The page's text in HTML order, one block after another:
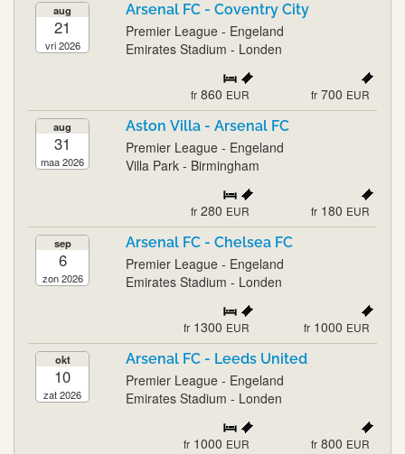
aug
21
vri 2026
Arsenal FC - Coventry City
Premier League - Engeland
Emirates Stadium - Londen
fr 860 EUR fr 700 EUR
aug
31
maa 2026
Aston Villa - Arsenal FC
Premier League - Engeland
Villa Park - Birmingham
fr 280 EUR fr 180 EUR
sep
6
zon 2026
Arsenal FC - Chelsea FC
Premier League - Engeland
Emirates Stadium - Londen
fr 1300 EUR fr 1000 EUR
okt
10
zat 2026
Arsenal FC - Leeds United
Premier League - Engeland
Emirates Stadium - Londen
fr 1000 EUR fr 800 EUR